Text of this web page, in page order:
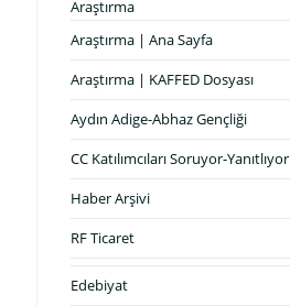
Araştırma
Araştırma | Ana Sayfa
Araştırma | KAFFED Dosyası
Aydın Adige-Abhaz Gençliği
CC Katılımcıları Soruyor-Yanıtlıyor
Haber Arşivi
RF Ticaret
Edebiyat